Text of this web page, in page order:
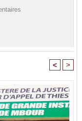
< >